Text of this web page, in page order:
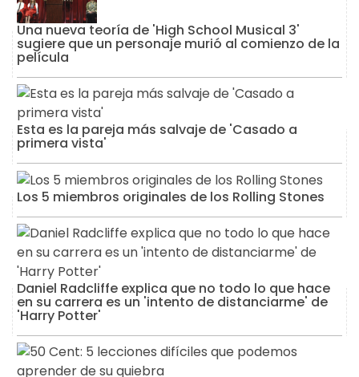
Una nueva teoría de 'High School Musical 3'
sugiere que un personaje murió al comienzo de la
película
Esta es la pareja más salvaje de 'Casado a
primera vista'
Los 5 miembros originales de los Rolling Stones
Daniel Radcliffe explica que no todo lo que hace
en su carrera es un 'intento de distanciarme' de
'Harry Potter'